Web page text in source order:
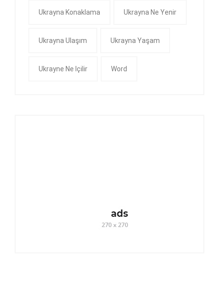
Ukrayna Konaklama Ukrayna Ne Yenir
Ukrayna Ulaşım Ukrayna Yaşam
Ukrayne Ne Içilir Word